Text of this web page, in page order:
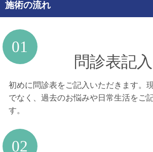
施術の流れ
問診表記入
初めに問診表をご記入いただきます。
でなく、過去のお悩みや日常生活をご
す。